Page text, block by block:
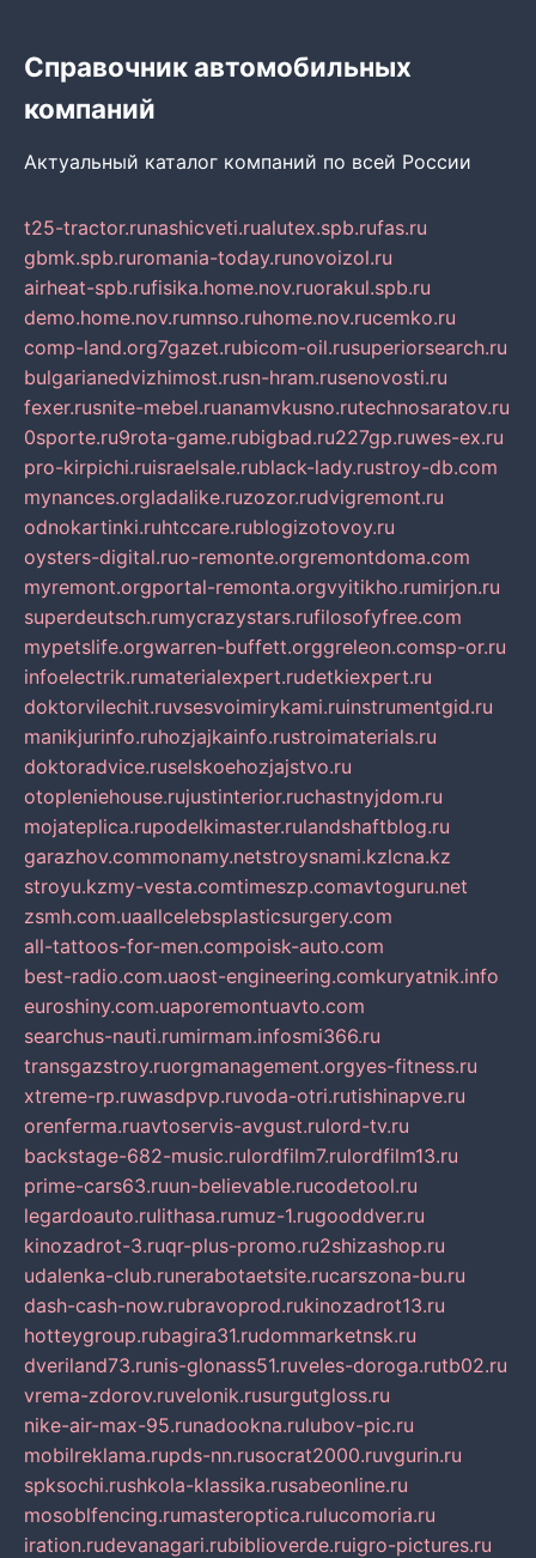
Справочник автомобильных
компаний
Актуальный каталог компаний по всей России
t25-tractor.runashicveti.rualutex.spb.rufas.ru
gbmk.spb.ruromania-today.runovoizol.ru
airheat-spb.rufisika.home.nov.ruorakul.spb.ru
demo.home.nov.rumnso.ruhome.nov.rucemko.ru
comp-land.org7gazet.rubicom-oil.rusuperiorsearch.ru
bulgarianedvizhimost.rusn-hram.rusenovosti.ru
fexer.rusnite-mebel.ruanamvkusno.rutechnosaratov.ru
0sporte.ru9rota-game.rubigbad.ru227gp.ruwes-ex.ru
pro-kirpichi.ruisraelsale.rublack-lady.rustroy-db.com
mynances.orgladalike.ruzozor.rudvigremont.ru
odnokartinki.ruhtccare.rublogizotovoy.ru
oysters-digital.ruo-remonte.orgremontdoma.com
myremont.orgportal-remonta.orgvyitikho.rumirjon.ru
superdeutsch.rumycrazystars.rufilosofyfree.com
mypetslife.orgwarren-buffett.orggreleon.comsp-or.ru
infoelectrik.rumaterialexpert.rudetkiexpert.ru
doktorvilechit.ruvsesvoimirykami.ruinstrumentgid.ru
manikjurinfo.ruhozjajkainfo.rustroimaterials.ru
doktoradvice.ruselskoehozjajstvo.ru
otopleniehouse.rujustinterior.ruchastnyjdom.ru
mojateplica.rupodelkimaster.rulandshaftblog.ru
garazhov.commonamy.netstroysnami.kzlcna.kz
stroyu.kzmy-vesta.comtimeszp.comavtoguru.net
zsmh.com.uaallcelebsplasticsurgery.com
all-tattoos-for-men.compoisk-auto.com
best-radio.com.uaost-engineering.comkuryatnik.info
euroshiny.com.uaporemontuavto.com
searchus-nauti.rumirmam.infosmi366.ru
transgazstroy.ruorgmanagement.orgyes-fitness.ru
xtreme-rp.ruwasdpvp.ruvoda-otri.rutishinapve.ru
orenferma.ruavtoservis-avgust.rulord-tv.ru
backstage-682-music.rulordfilm7.rulordfilm13.ru
prime-cars63.ruun-believable.rucodetool.ru
legardoauto.rulithasa.rumuz-1.rugooddver.ru
kinozadrot-3.ruqr-plus-promo.ru2shizashop.ru
udalenka-club.runerabotaetsite.rucarszona-bu.ru
dash-cash-now.rubravoprod.rukinozadrot13.ru
hotteygroup.rubagira31.rudommarketnsk.ru
dveriland73.runis-glonass51.ruveles-doroga.rutb02.ru
vrema-zdorov.ruvelonik.rusurgutgloss.ru
nike-air-max-95.runadookna.rulubov-pic.ru
mobilreklama.rupds-nn.rusocrat2000.ruvgurin.ru
spksochi.rushkola-klassika.rusabeonline.ru
mosoblfencing.rumasteroptica.rulucomoria.ru
iration.rudevanagari.rubiblioverde.ruigro-pictures.ru